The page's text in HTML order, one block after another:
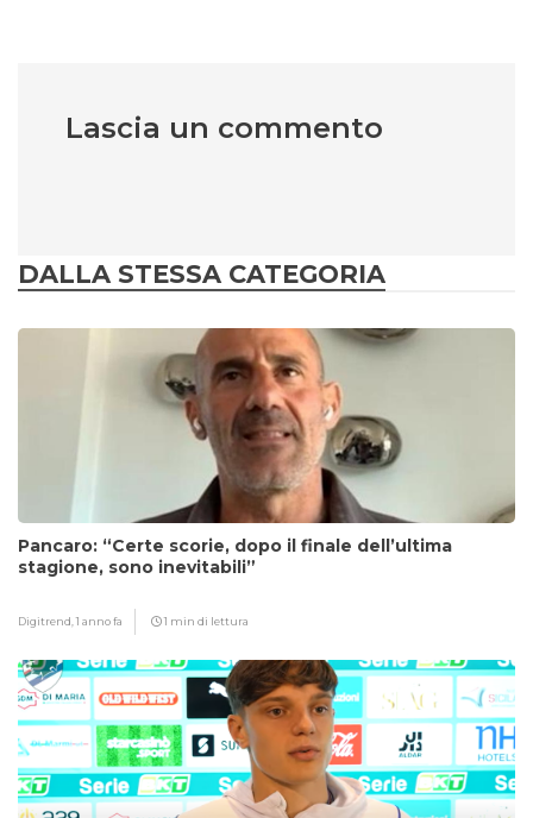
Lascia un commento
DALLA STESSA CATEGORIA
Pancaro: “Certe scorie, dopo il finale dell’ultima
stagione, sono inevitabili”
Digitrend,1 anno fa 1 min di lettura